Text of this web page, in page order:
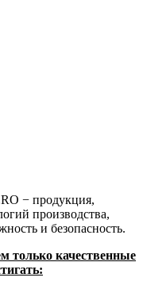
− продукция,
производства,
и безопасность.
только качественные